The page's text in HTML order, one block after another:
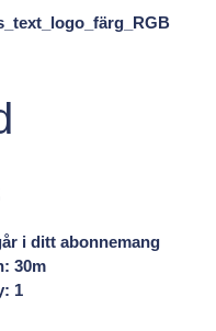
i ditt abonnemang
30m
1